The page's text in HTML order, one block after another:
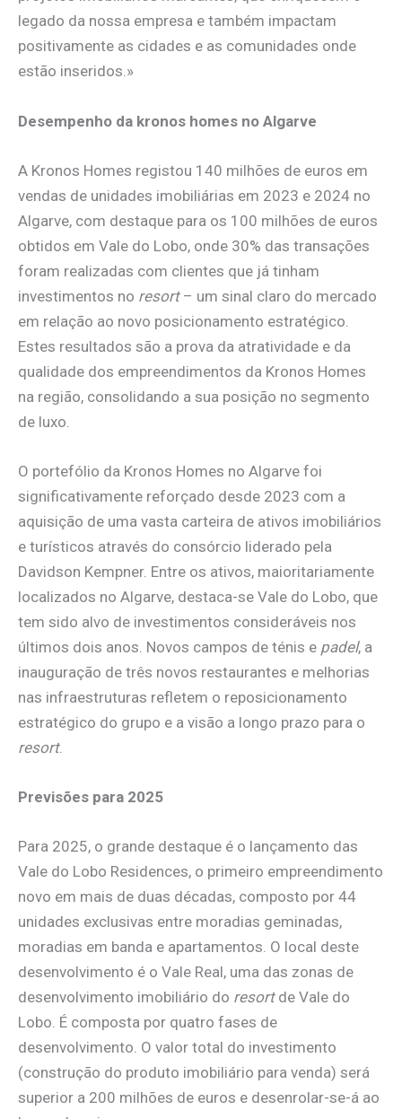
legado da nossa empresa e também impactam
positivamente as cidades e as comunidades onde
estão inseridos.»
Desempenho da kronos homes no Algarve
A Kronos Homes registou 140 milhões de euros em
vendas de unidades imobiliárias em 2023 e 2024 no
Algarve, com destaque para os 100 milhões de euros
obtidos em Vale do Lobo, onde 30% das transações
foram realizadas com clientes que já tinham
investimentos no resort– um sinal claro do mercado
em relação ao novo posicionamento estratégico.
Estes resultados são a prova da atratividade e da
qualidade dos empreendimentos da Kronos Homes
na região, consolidando a sua posição no segmento
de luxo.
O portefólio da Kronos Homes no Algarve foi
significativamente reforçado desde 2023 com a
aquisição de uma vasta carteira de ativos imobiliários
e turísticos através do consórcio liderado pela
Davidson Kempner. Entre os ativos, maioritariamente
localizados no Algarve, destaca-se Vale do Lobo, que
tem sido alvo de investimentos consideráveis nos
últimos dois anos. Novos campos de ténis e padel, a
inauguração de três novos restaurantes e melhorias
nas infraestruturas refletem o reposicionamento
estratégico do grupo e a visão a longo prazo para o
resort.
Previsões para 2025
Para 2025, o grande destaque é o lançamento das
Vale do Lobo Residences, o primeiro empreendimento
novo em mais de duas décadas, composto por 44
unidades exclusivas entre moradias geminadas,
moradias em banda e apartamentos. O local deste
desenvolvimento é o Vale Real, uma das zonas de
desenvolvimento imobiliário do resortde Vale do
Lobo. É composta por quatro fases de
desenvolvimento. O valor total do investimento
(construção do produto imobiliário para venda) será
superior a 200 milhões de euros e desenrolar-se-á ao